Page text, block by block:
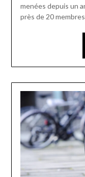
menées depuis un
près de 20